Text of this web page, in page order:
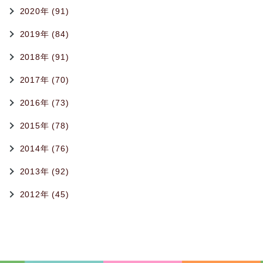
2020年 (91)
2019年 (84)
2018年 (91)
2017年 (70)
2016年 (73)
2015年 (78)
2014年 (76)
2013年 (92)
2012年 (45)